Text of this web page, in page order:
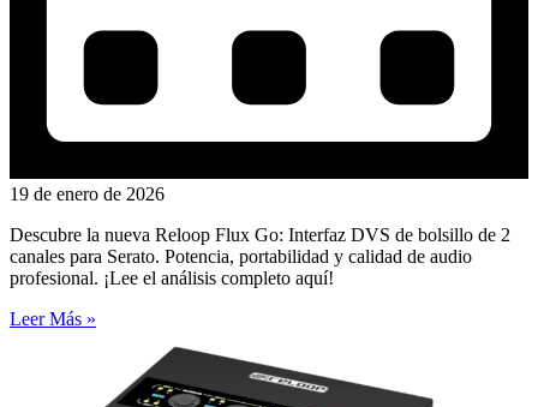
19 de enero de 2026
Descubre la nueva Reloop Flux Go: Interfaz DVS de bolsillo de 2
canales para Serato. Potencia, portabilidad y calidad de audio
profesional. ¡Lee el análisis completo aquí!
Leer Más »